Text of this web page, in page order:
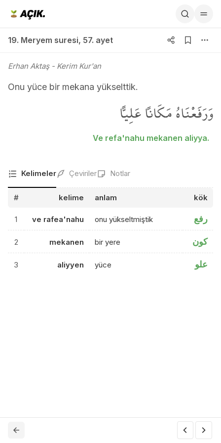
19. Meryem suresi, 57. ayet
Erhan Aktaş- Kerim Kur'an
Onu yüce bir mekana yükselttik.
وَرَفَعْنَاهُ مَكَاناً عَلِياًّ
Ve refa'nahu mekanen aliyya.
Kelimeler Çeviriler Notlar
# kelime anlam kök
1 ve rafea'nahu onu yükseltmiştik رفع
2 mekanen bir yere كون
3 aliyyen yüce علو